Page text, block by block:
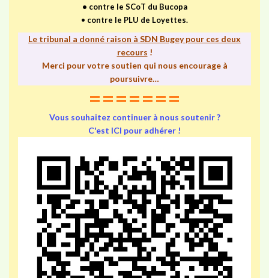
• contre le SCoT du Bucopa
• contre le PLU de Loyettes.
Le tribunal a donné raison à SDN Bugey pour ces deux
recours !
Merci pour votre soutien qui nous encourage à
poursuivre…
=======
Vous souhaitez continuer à nous soutenir ?
C'est ICI pour adhérer !